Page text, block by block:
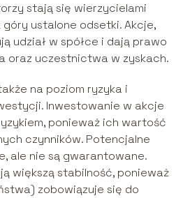
stają się wierzycielami
ustalone odsetki. Akcje,
udział w spółce i dają prawo
oraz uczestnictwa w zyskach.
na poziom ryzyka i
Inwestowanie w akcje
ponieważ ich wartość
czynników. Potencjalne
ale nie są gwarantowane.
większą stabilność, ponieważ
zobowiązuje się do